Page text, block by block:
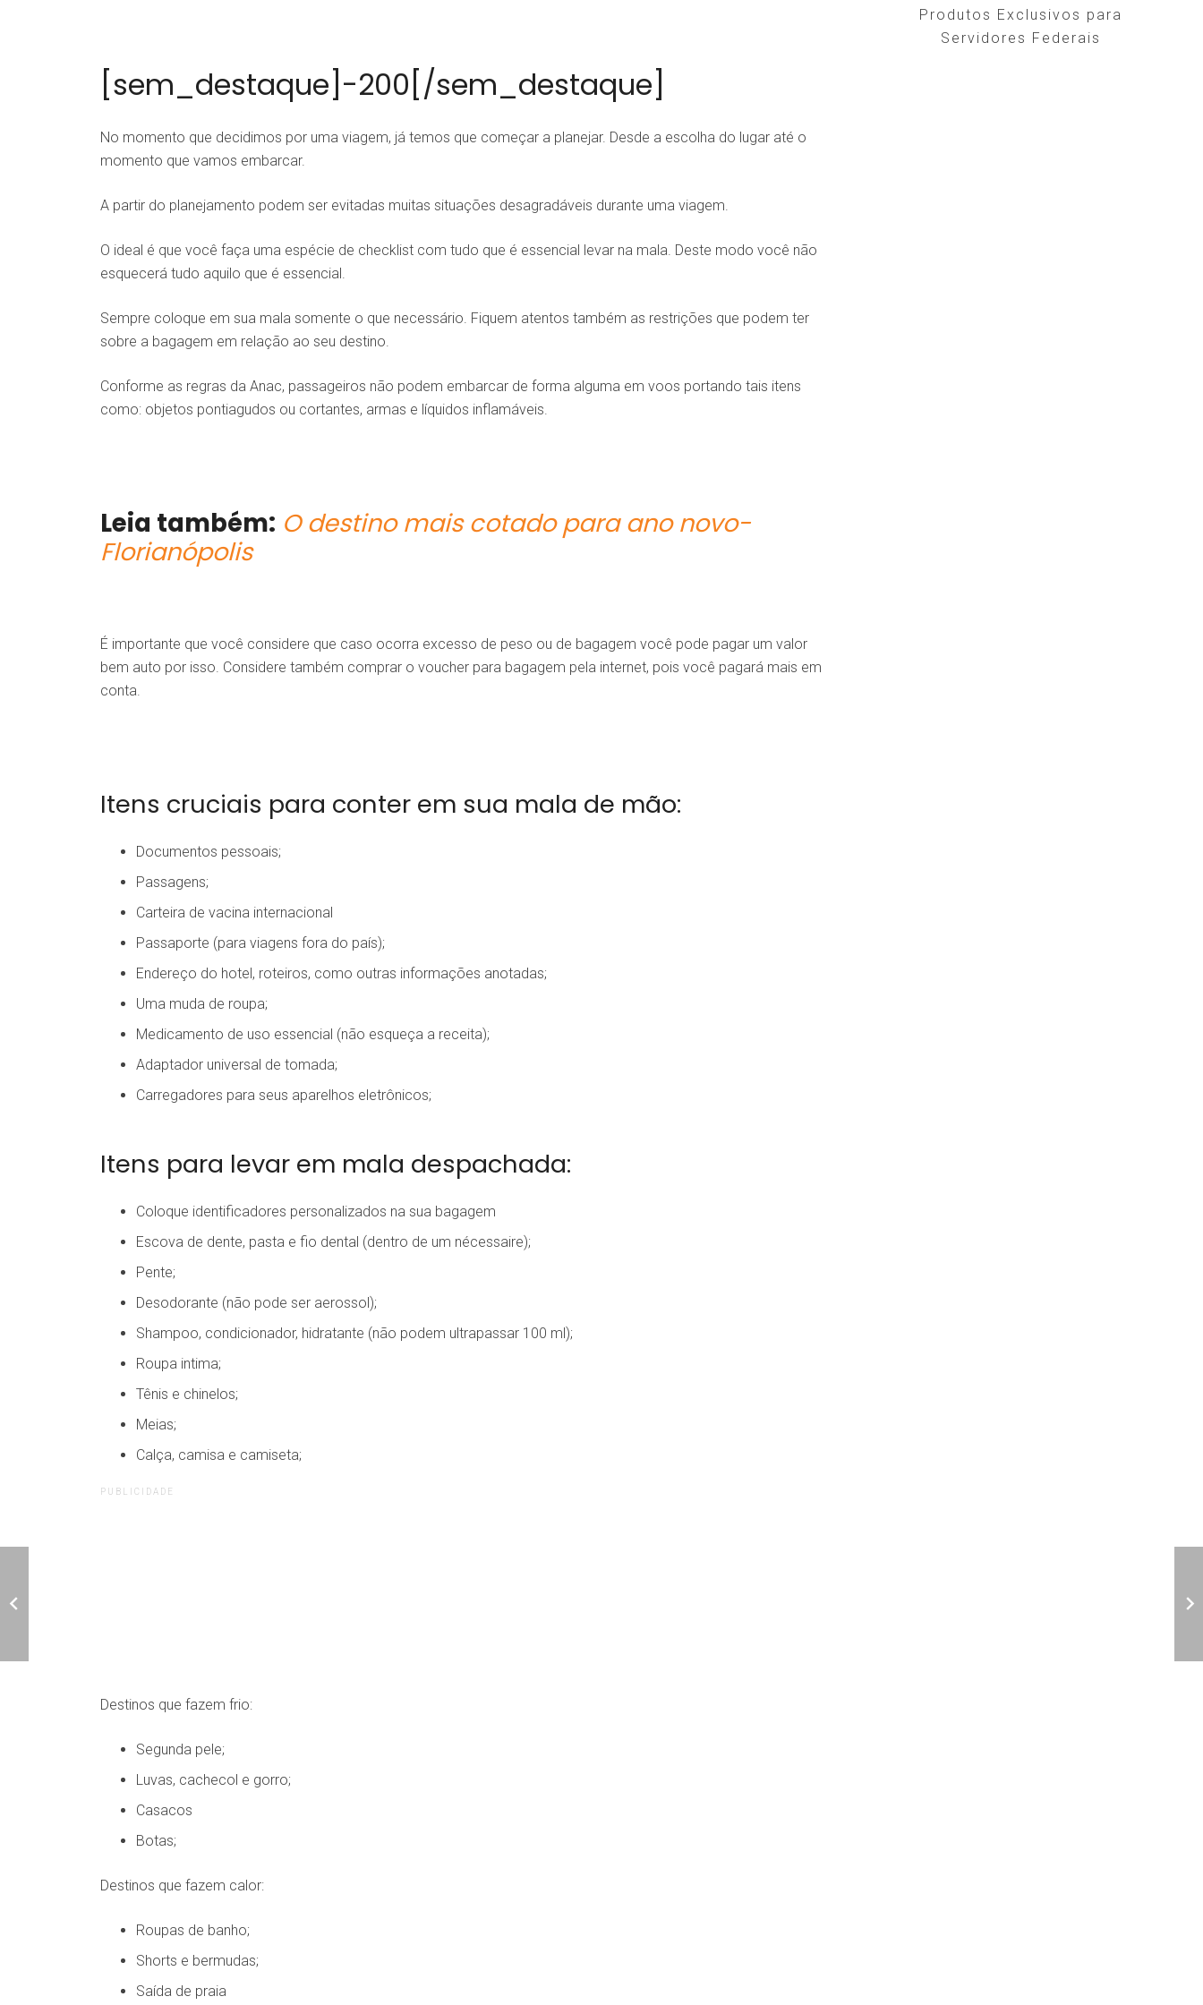
[sem_destaque]-200[/sem_destaque]
No momento que decidimos por uma viagem, já temos que começar a planejar. Desde a escolha do lugar até o
momento que vamos embarcar.
A partir do planejamento podem ser evitadas muitas situações desagradáveis durante uma viagem.
O ideal é que você faça uma espécie de checklist com tudo que é essencial levar na mala. Deste modo você não
esquecerá tudo aquilo que é essencial.
Sempre coloque em sua mala somente o que necessário. Fiquem atentos também as restrições que podem ter
sobre a bagagem em relação ao seu destino.
Conforme as regras da Anac, passageiros não podem embarcar de forma alguma em voos portando tais itens
como: objetos pontiagudos ou cortantes, armas e líquidos inflamáveis.
Leia também: O destino mais cotado para ano novo-
Florianópolis
É importante que você considere que caso ocorra excesso de peso ou de bagagem você pode pagar um valor
bem auto por isso. Considere também comprar o voucher para bagagem pela internet, pois você pagará mais em
conta.
Itens cruciais para conter em sua mala de mão:
Documentos pessoais;
Passagens;
Carteira de vacina internacional
Passaporte (para viagens fora do país);
Endereço do hotel, roteiros, como outras informações anotadas;
Uma muda de roupa;
Medicamento de uso essencial (não esqueça a receita);
Adaptador universal de tomada;
Carregadores para seus aparelhos eletrônicos;
Itens para levar em mala despachada:
Coloque identificadores personalizados na sua bagagem
Escova de dente, pasta e fio dental (dentro de um nécessaire);
Pente;
Desodorante (não pode ser aerossol);
Shampoo, condicionador, hidratante (não podem ultrapassar 100 ml);
Roupa intima;
Tênis e chinelos;
Meias;
Calça, camisa e camiseta;
PUBLICIDADE
Destinos que fazem frio:
Segunda pele;
Luvas, cachecol e gorro;
Casacos
Botas;
Destinos que fazem calor:
Roupas de banho;
Shorts e bermudas;
Saída de praia
Produtos Exclusivos para
Servidores Federais